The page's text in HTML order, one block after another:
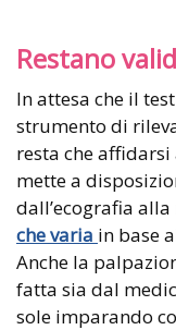
Restano
In attesa che il
strumento di
resta che
mette a
dall’ecografia
che varia in base
Anche la
fatta sia dal
sole imparando